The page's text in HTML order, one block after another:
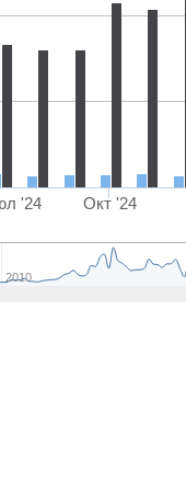
'24 Окт '24
2010